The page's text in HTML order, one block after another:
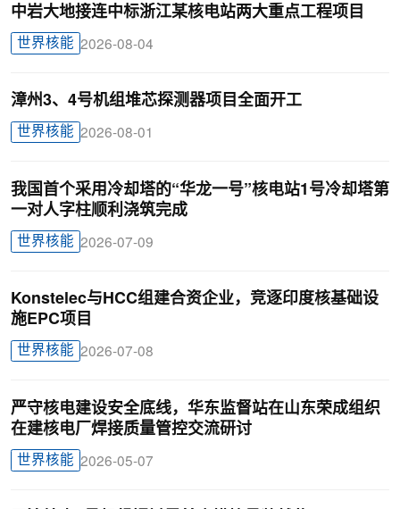
中岩大地接连中标浙江某核电站两大重点工程项目
世界核能 2026-08-04
漳州3、4号机组堆芯探测器项目全面开工
世界核能 2026-08-01
我国首个采用冷却塔的“华龙一号”核电站1号冷却塔第
一对人字柱顺利浇筑完成
世界核能 2026-07-09
Konstelec与HCC组建合资企业，竞逐印度核基础设
施EPC项目
世界核能 2026-07-08
严守核电建设安全底线，华东监督站在山东荣成组织
在建核电厂焊接质量管控交流研讨
世界核能 2026-05-07